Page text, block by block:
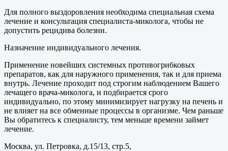
Для полного выздоровления необходима специальная схема
лечение и консультация специалиста-миколога, чтобы не
допустить рецидива болезни.
Назначение индивидуального лечения.
Применение новейших системных противогрибковых
препаратов, как для наружного применения, так и для приема
внутрь. Лечение проходит под строгим наблюдением Вашего
лечащего врача-миколога, и подбирается срого
индивидуально, по этому минимизирует нагрузку на печень и
не влияет на все обменные процессы в организме. Чем раньше
Вы обратитесь к специалисту, тем меньше времени займет
лечение.
Москва, ул. Петровка, д.15/13, стр.5,